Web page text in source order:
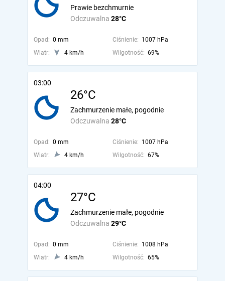
Odczuwalna 28°C
Prawie bezchmurnie
Opad: 0 mm Ciśnienie: 1007 hPa
Wiatr:
4 km/h Wilgotność: 69%
03:00
26°C
Odczuwalna 28°C
Zachmurzenie małe, pogodnie
Opad: 0 mm Ciśnienie: 1007 hPa
Wiatr:
4 km/h Wilgotność: 67%
04:00
27°C
Odczuwalna 29°C
Zachmurzenie małe, pogodnie
Opad: 0 mm Ciśnienie: 1008 hPa
Wiatr:
4 km/h Wilgotność: 65%